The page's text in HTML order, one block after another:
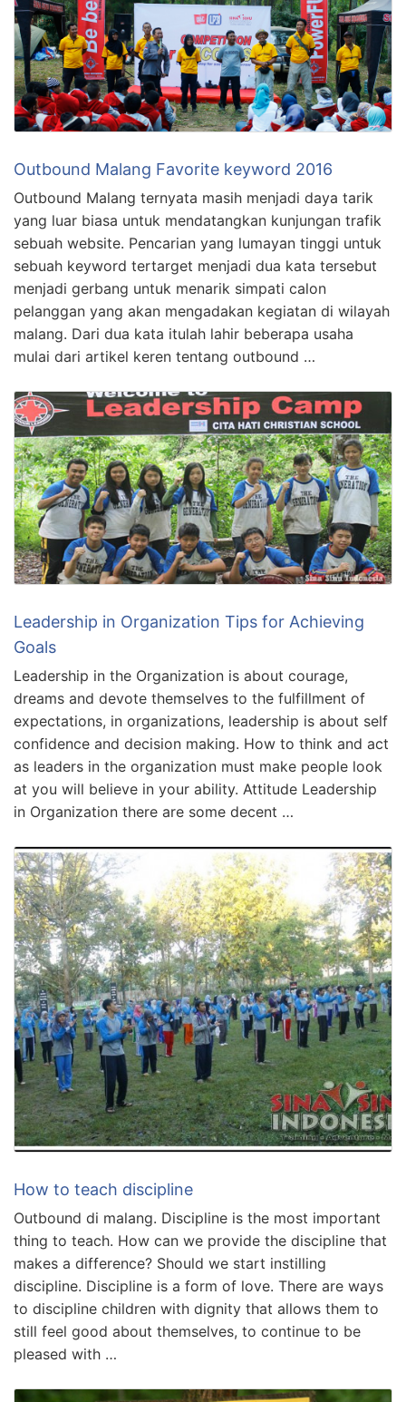
Outbound Malang Favorite keyword 2016
Outbound Malang ternyata masih menjadi daya tarik
yang luar biasa untuk mendatangkan kunjungan trafik
sebuah website. Pencarian yang lumayan tinggi untuk
sebuah keyword tertarget menjadi dua kata tersebut
menjadi gerbang untuk menarik simpati calon
pelanggan yang akan mengadakan kegiatan di wilayah
malang. Dari dua kata itulah lahir beberapa usaha
mulai dari artikel keren tentang outbound …
Leadership in Organization Tips for Achieving
Goals
Leadership in the Organization is about courage,
dreams and devote themselves to the fulfillment of
expectations, in organizations, leadership is about self
confidence and decision making. How to think and act
as leaders in the organization must make people look
at you will believe in your ability. Attitude Leadership
in Organization there are some decent …
How to teach discipline
Outbound di malang. Discipline is the most important
thing to teach. How can we provide the discipline that
makes a difference? Should we start instilling
discipline. Discipline is a form of love. There are ways
to discipline children with dignity that allows them to
still feel good about themselves, to continue to be
pleased with …